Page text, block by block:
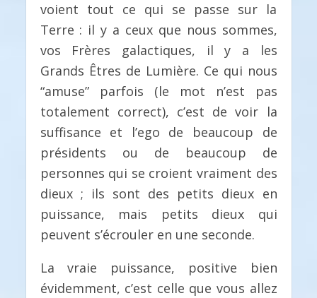
voient tout ce qui se passe sur la
Terre : il y a ceux que nous sommes,
vos Frères galactiques, il y a les
Grands Êtres de Lumière. Ce qui nous
“amuse” parfois (le mot n’est pas
totalement correct), c’est de voir la
suffisance et l’ego de beaucoup de
présidents ou de beaucoup de
personnes qui se croient vraiment des
dieux ; ils sont des petits dieux en
puissance, mais petits dieux qui
peuvent s’écrouler en une seconde.
La vraie puissance, positive bien
évidemment, c’est celle que vous allez